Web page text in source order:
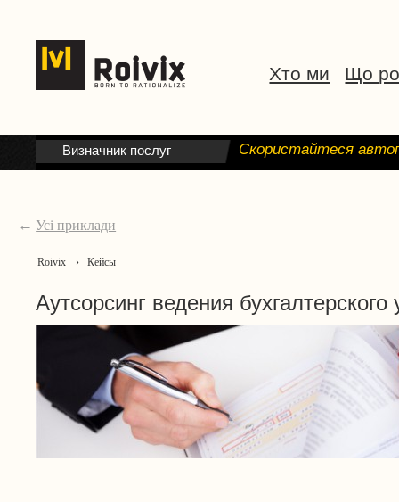
Хто ми Що
Визначник послуг Скористайтеся
← Усі приклади
Roivix › Кейсы
Аутсорсинг ведения бухгалтерского